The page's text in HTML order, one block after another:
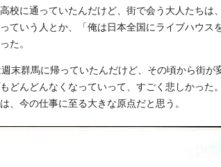
校に通っていたんだけど、街で会う大人たちは
ていう人とか、「俺は日本全国にライブハウス
た。
末群馬に帰っていたんだけど、その頃から街
どんどんなくなっていって、すごく悲しかった
、今の仕事に至る大きな原点だと思う。